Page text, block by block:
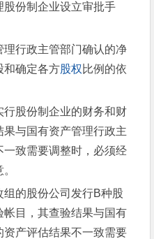
股份制企业设立审批手
行政主管部门确认的净
和确定各方股权比例的依
股份制企业的财务和财
与国有资产管理行政主
致需要调整时，必须经
的股份公司发行B种股
目，其查验结果与国有
产评估结果不一致需要